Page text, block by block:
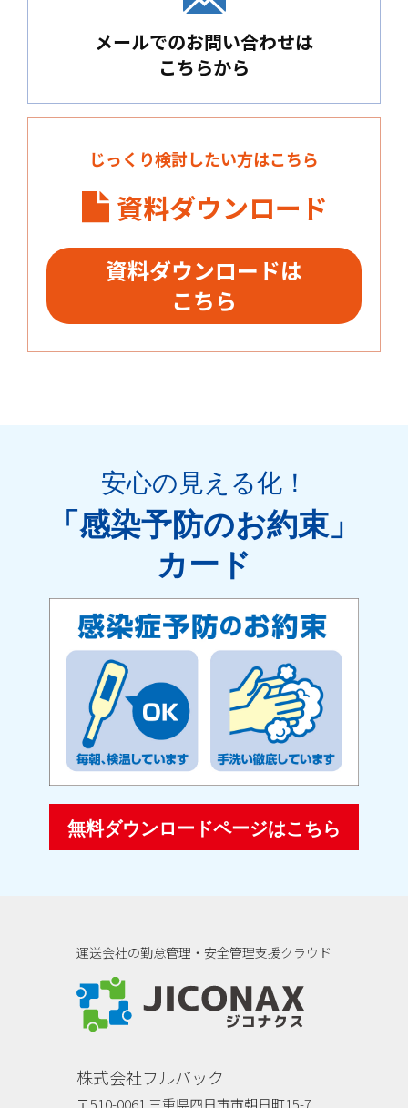
メールでのお問い合わせは
こちらから
じっくり検討したい方はこちら
資料ダウンロード
資料ダウンロードは
こちら
安心の見える化！
「感染予防のお約束」
カード
無料ダウンロードページはこちら
運送会社の勤怠管理・安全管理支援クラウド
株式会社フルバック
〒510-0061 三重県四日市市朝日町15-7